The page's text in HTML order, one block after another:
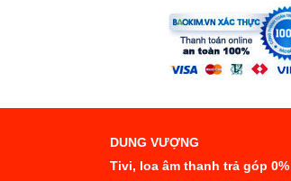
DUNG VƯỢNG
Tivi, loa âm thanh trả góp 0%